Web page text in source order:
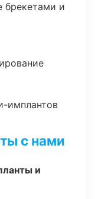
брекетами и
имплантов
с нами
и